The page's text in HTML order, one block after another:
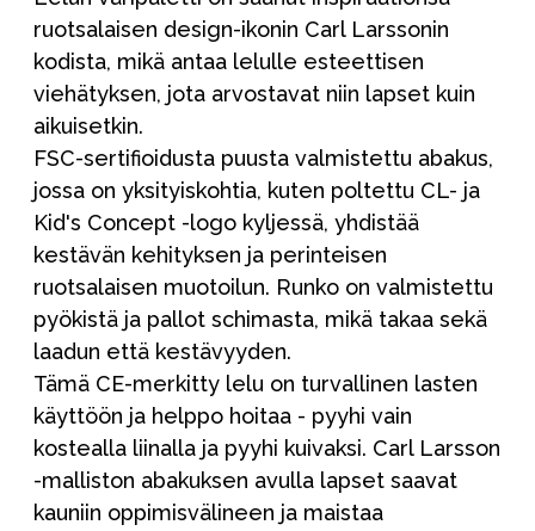
ruotsalaisen design-ikonin Carl Larssonin
kodista, mikä antaa lelulle esteettisen
viehätyksen, jota arvostavat niin lapset kuin
aikuisetkin.
FSC-sertifioidusta puusta valmistettu abakus,
jossa on yksityiskohtia, kuten poltettu CL- ja
Kid's Concept -logo kyljessä, yhdistää
kestävän kehityksen ja perinteisen
ruotsalaisen muotoilun. Runko on valmistettu
pyökistä ja pallot schimasta, mikä takaa sekä
laadun että kestävyyden.
Tämä CE-merkitty lelu on turvallinen lasten
käyttöön ja helppo hoitaa - pyyhi vain
kostealla liinalla ja pyyhi kuivaksi. Carl Larsson
-malliston abakuksen avulla lapset saavat
kauniin oppimisvälineen ja maistaa